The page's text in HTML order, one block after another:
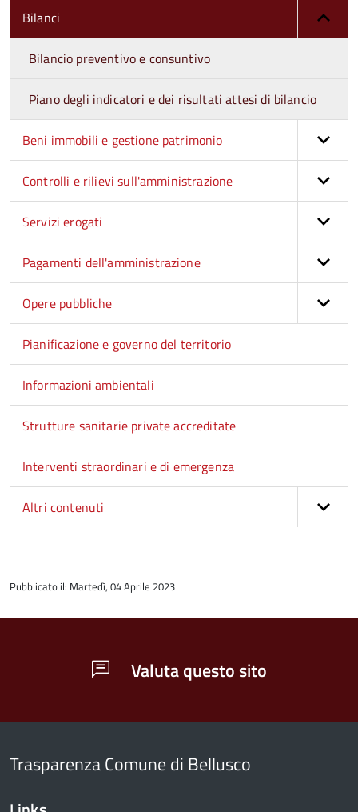
Bilanci
Bilancio preventivo e consuntivo
Piano degli indicatori e dei risultati attesi di bilancio
Beni immobili e gestione patrimonio
Controlli e rilievi sull'amministrazione
Servizi erogati
Pagamenti dell'amministrazione
Opere pubbliche
Pianificazione e governo del territorio
Informazioni ambientali
Strutture sanitarie private accreditate
Interventi straordinari e di emergenza
Altri contenuti
del
Pubblicato il: Martedì, 04 Aprile 2023
Valuta questo sito
Trasparenza Comune di Bellusco